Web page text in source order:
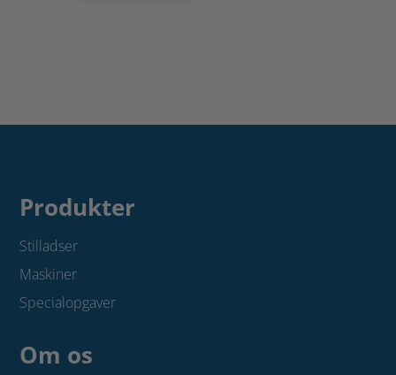
antal
Produkter
Stilladser
Maskiner
Specialopgaver
Om os